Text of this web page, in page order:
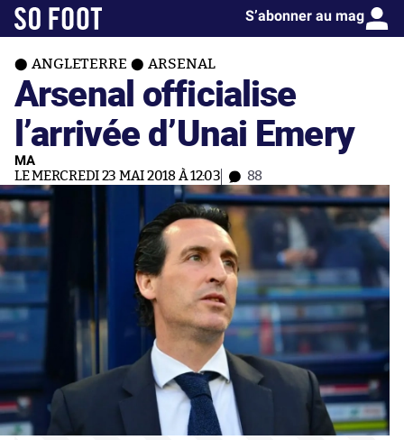
S’abonner au mag
ANGLETERRE ARSENAL
Arsenal officialise
l’arrivée d’Unai Emery
MA
LE MERCREDI 23 MAI 2018 À 12:03 88